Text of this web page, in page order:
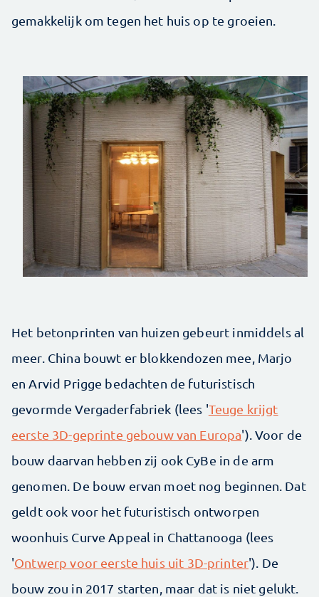
gemakkelijk om tegen het huis op te groeien.
Het betonprinten van huizen gebeurt inmiddels al
meer. China bouwt er blokkendozen mee, Marjo
en Arvid Prigge bedachten de futuristisch
gevormde Vergaderfabriek (lees 'Teuge krijgt
eerste 3D-geprinte gebouw van Europa'). Voor de
bouw daarvan hebben zij ook CyBe in de arm
genomen. De bouw ervan moet nog beginnen. Dat
geldt ook voor het futuristisch ontworpen
woonhuis Curve Appeal in Chattanooga (lees
'Ontwerp voor eerste huis uit 3D-printer'). De
bouw zou in 2017 starten, maar dat is niet gelukt.